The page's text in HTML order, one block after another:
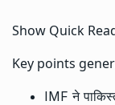
Show Quick
Key points
IMF ने